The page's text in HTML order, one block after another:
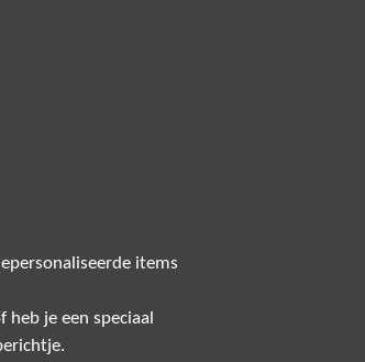
items
je een speciaal